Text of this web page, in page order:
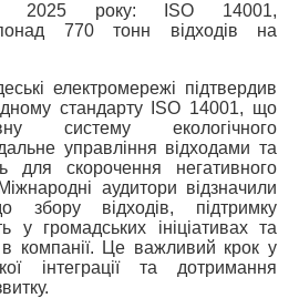
2025 року: ISO 14001,
770 тонн відходів на
електромережі підтвердив
стандарту ISO 14001, що
систему екологічного
управління відходами та
для скорочення негативного
аудитори відзначили
збору відходів, підтримку
у громадських ініціативах та
в компанії. Це важливий крок у
інтеграції та дотримання